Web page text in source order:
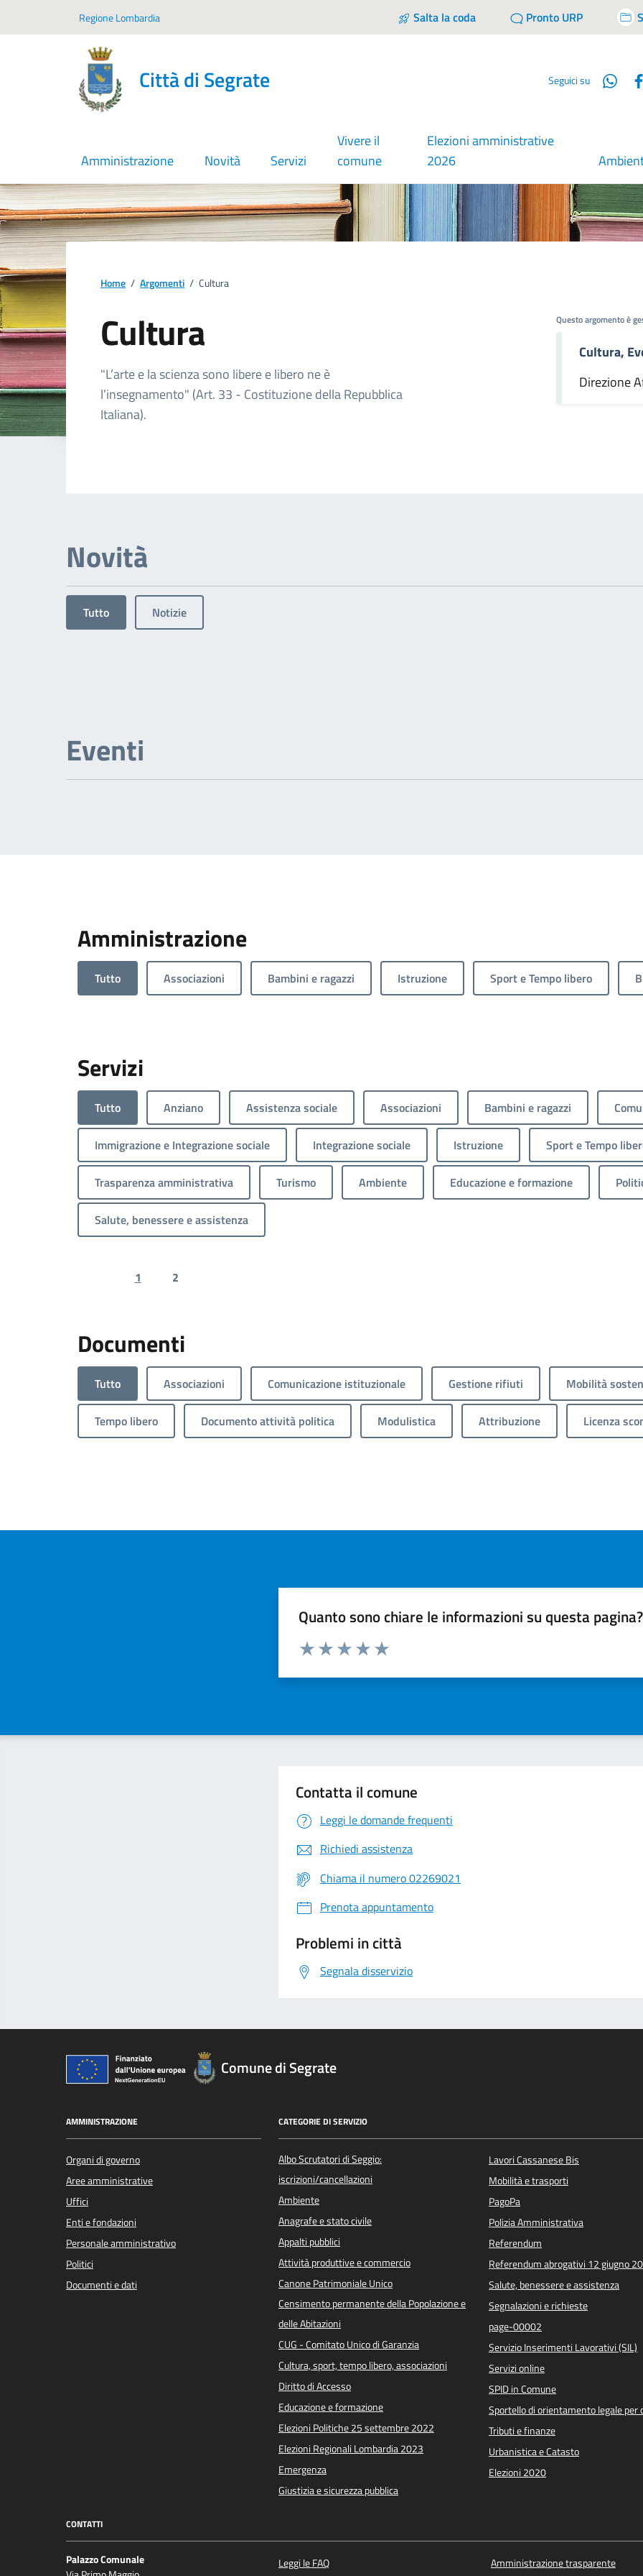
Regione Lombardia Salta la coda Pronto URP
Città di Segrate Seguici su
Amministrazione Novità Servizi
Vivere il
comune
Elezioni amministrative
2026
Home / Argomenti / Cultura
Cultura
Dettagli dell'argomento
"L’arte e la scienza sono libere e libero ne è
l’insegnamento" (Art. 33 - Costituzione della Repubblica
Italiana).
Questo argomento è
Cultura,
Direzione
Novità
Tutto Notizie
Eventi
Amministrazione
Tutto Associazioni Bambini e ragazzi Istruzione Sport e Tempo libero
Servizi
Tutto Anziano Assistenza sociale Associazioni Bambini e ragazzi
Immigrazione e Integrazione sociale Integrazione sociale Istruzione Sport e Tempo
Trasparenza amministrativa Turismo Ambiente Educazione e formazione
Salute, benessere e assistenza
Previous page
1 2
Documenti
Tutto Associazioni Comunicazione istituzionale Gestione rifiuti Mobilità
Tempo libero Documento attività politica Modulistica Attribuzione Licenza
Quanto sono chiare le informazioni su questa pagina?
Valuta da 1 a 5 stelle la pagina
Contatta il comune
Leggi le domande frequenti
Richiedi assistenza
Chiama il numero 02269021
Prenota appuntamento
Problemi in città
Segnala disservizio
Comune di Segrate
AMMINISTRAZIONE
Organi di governo
Aree amministrative
Uffici
Enti e fondazioni
Personale amministrativo
Politici
Documenti e dati
CATEGORIE DI SERVIZIO
Albo Scrutatori di Seggio:
iscrizioni/cancellazioni
Ambiente
Anagrafe e stato civile
Appalti pubblici
Attività produttive e commercio
Canone Patrimoniale Unico
Censimento permanente della Popolazione e
delle Abitazioni
CUG - Comitato Unico di Garanzia
Cultura, sport, tempo libero, associazioni
Diritto di Accesso
Educazione e formazione
Elezioni Politiche 25 settembre 2022
Elezioni Regionali Lombardia 2023
Emergenza
Giustizia e sicurezza pubblica
Lavori Cassanese Bis
Mobilità e trasporti
PagoPa
Polizia Amministrativa
Referendum
Referendum abrogativi 12 giugno
Salute, benessere e assistenza
Segnalazioni e richieste
page-00002
Servizio Inserimenti Lavorativi (SIL)
Servizi online
SPID in Comune
Sportello di orientamento legale per
Tributi e finanze
Urbanistica e Catasto
Elezioni 2020
CONTATTI
Palazzo Comunale
Leggi le FAQ
Amministrazione trasparente